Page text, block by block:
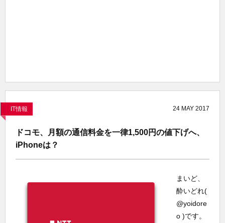
IT情報 24 MAY 2017
ドコモ、月額の通信料金を一律1,500円の値下げへ、
iPhoneは？
まいど、
酔いどれ(
@yoidore
o )です。